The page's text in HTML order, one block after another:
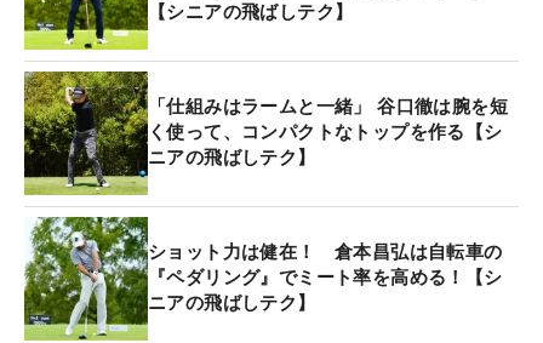
トップのポジションでは、グリップエンド（手元）
と左足が引っ張り合っています。左腕も背中も足も
しっかり張っているので、切り返しでグッと左下に
踏み込んで回転していったときに、捻転差の追加が
少なく、レスポンスよく加速していきます。踏み込
んだら反応よく下りてくるパワーヒッターならでは
の動きですね。
その切り返しを正面から見たとき、右ヒジがほとん
ど見えていません。もし、正面から右ヒジが見える
【シニアの飛ばしテク】
「仕組みはラームと一緒」 谷口徹は腕を短
く使って、コンパクトなトップを作る【シ
ニアの飛ばしテク】
ショット力は健在！ 倉本昌弘は自転車の
『ペダリング』でミート率を高める！【シ
ニアの飛ばしテク】